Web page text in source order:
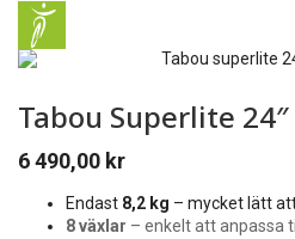
Tabou Superlite 24″
6 490,00 kr
Endast 8,2 kg – mycket lätt
8 växlar – enkelt att anpassa